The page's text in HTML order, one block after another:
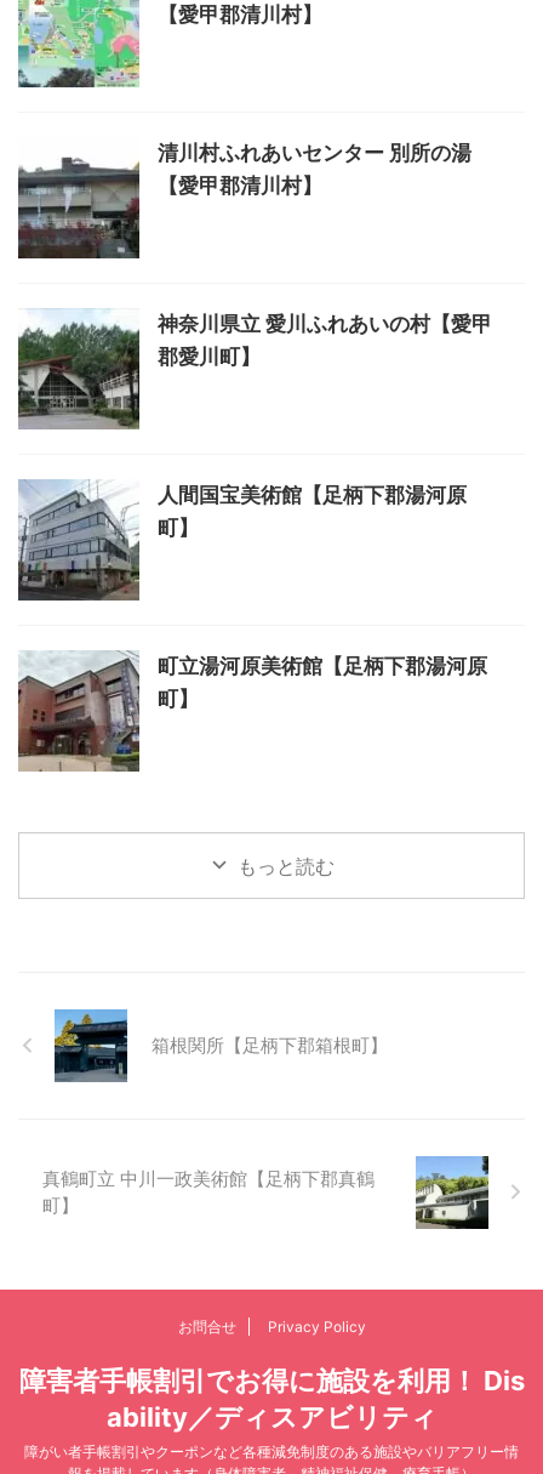
【愛甲郡清川村】
清川村ふれあいセンター 別所の湯
【愛甲郡清川村】
神奈川県立 愛川ふれあいの村【愛甲
郡愛川町】
人間国宝美術館【足柄下郡湯河原
町】
町立湯河原美術館【足柄下郡湯河原
町】
もっと読む
箱根関所【足柄下郡箱根町】
真鶴町立 中川一政美術館【足柄下郡真鶴
町】
お問合せ Privacy Policy
障害者手帳割引でお得に施設を利用！ Dis
ability／ディスアビリティ
障がい者手帳割引やクーポンなど各種減免制度のある施設やバリアフリー情